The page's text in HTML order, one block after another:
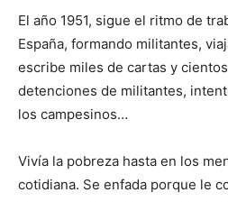
El año 1951, sigue el ritmo de
España, formando militantes,
escribe miles de cartas y
detenciones de militantes,
los campesinos…
Vivía la pobreza hasta en los
cotidiana. Se enfada porque le